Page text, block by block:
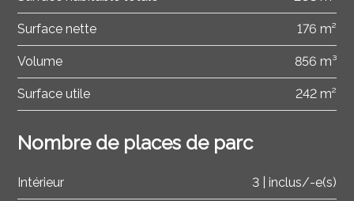
Surface nette 176 m²
Volume 856 m³
Surface utile 242 m²
Nombre de places de parc
Intérieur 3 | inclus/-e(s)